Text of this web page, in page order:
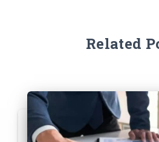
Related